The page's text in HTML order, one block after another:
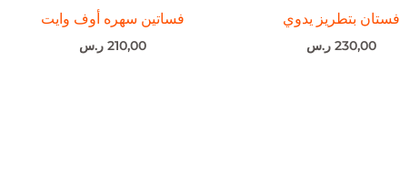
فستان بتطريز يدوي
230,00 ر.س
فساتين سهره أوف وايت
210,00 ر.س